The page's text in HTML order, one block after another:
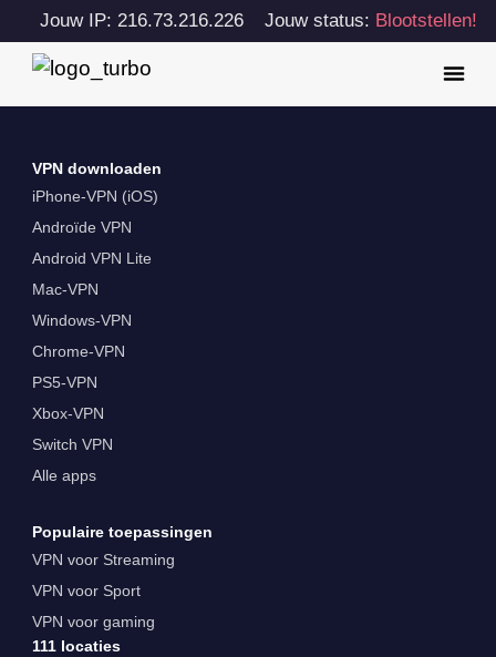
Jouw IP: 216.73.216.226 Jouw status: Blootstellen!
VPN downloaden
iPhone-VPN (iOS)
Androïde VPN
Android VPN Lite
Mac-VPN
Windows-VPN
Chrome-VPN
PS5-VPN
Xbox-VPN
Switch VPN
Alle apps
Populaire toepassingen
VPN voor Streaming
VPN voor Sport
VPN voor gaming
111 locaties